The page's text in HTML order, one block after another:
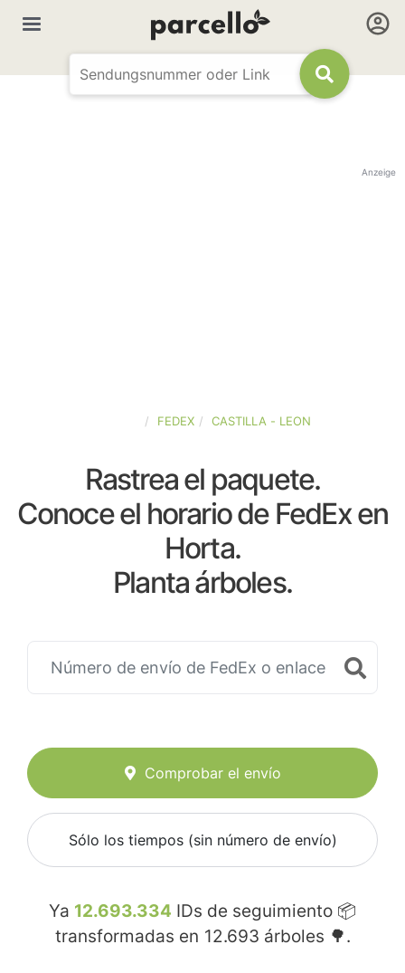
Anzeige
FEDEX CASTILLA - LEON
Rastrea el paquete.
Conoce el horario de FedEx en
Horta.
Planta árboles.
Comprobar el envío
Sólo los tiempos (sin número de envío)
Ya 12.693.334 IDs de seguimiento 📦
transformadas en 12.693 árboles 🌳.